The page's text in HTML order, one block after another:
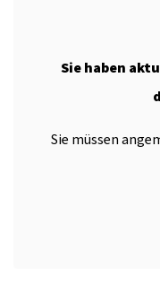
Sie haben
Sie müssen